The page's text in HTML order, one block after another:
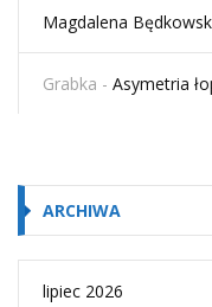
Magdalena
Grabka - Asymetria
ARCHIWA
lipiec 2026